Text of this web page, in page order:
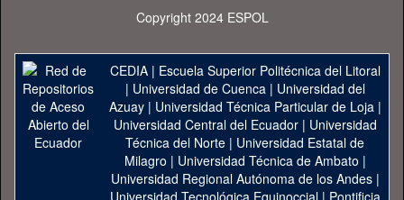
Copyright 2024 ESPOL
CEDIA| Escuela Superior Politécnica del Litoral
| Universidad de Cuenca| Universidad del
Azuay| Universidad Técnica Particular de Loja|
Universidad Central del Ecuador| Universidad
Técnica del Norte | Universidad Estatal de
Milagro | Universidad Técnica de Ambato |
Universidad Regional Autónoma de los Andes|
Universidad Tecnológica Equinoccial| Pontificia